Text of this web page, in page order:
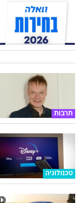
תרבות
טכנולוגיה